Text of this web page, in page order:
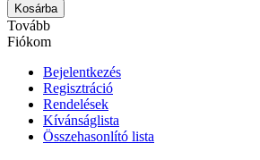
Kosárba
Tovább
Fiókom
Bejelentkezés
Regisztráció
Rendelések
Kívánságlista
Összehasonlító lista